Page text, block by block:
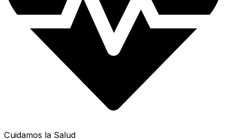
Cuidamos la Salud